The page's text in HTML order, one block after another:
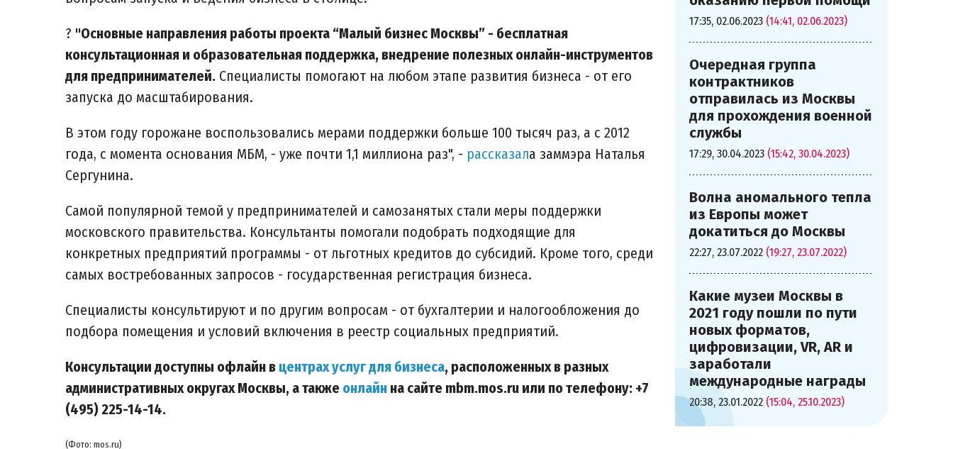
? "Основные направления работы проекта “Малый бизнес Москвы” - бесплатная
консультационная и образовательная поддержка, внедрение полезных онлайн-инструментов
для предпринимателей. Специалисты помогают на любом этапе развития бизнеса - от его
запуска до масштабирования.
В этом году горожане воспользовались мерами поддержки больше 100 тысяч раз, а с 2012
года, с момента основания МБМ, - уже почти 1,1 миллиона раз", - рассказала заммэра Наталья
Сергунина.
Самой популярной темой у предпринимателей и самозанятых стали меры поддержки
московского правительства. Консультанты помогали подобрать подходящие для
конкретных предприятий программы - от льготных кредитов до субсидий. Кроме того, среди
самых востребованных запросов - государственная регистрация бизнеса.
Специалисты консультируют и по другим вопросам - от бухгалтерии и налогообложения до
подбора помещения и условий включения в реестр социальных предприятий.
Консультации доступны офлайн в центрах услуг для бизнеса, расположенных в разных
административных округах Москвы, а также онлайн на сайте mbm.mos.ru или по телефону: +7
(495) 225-14-14.
(Фото: mos.ru)
17:35, 02.06.2023 (14:41, 02.06.2023)
Очередная группа
контрактников
отправилась из Москвы
для прохождения военной
службы
17:29, 30.04.2023 (15:42, 30.04.2023)
Волна аномального тепла
из Европы может
докатиться до Москвы
22:27, 23.07.2022 (19:27, 23.07.2022)
Какие музеи Москвы в
2021 году пошли по пути
новых форматов,
цифровизации, VR, AR и
заработали
международные награды
20:38, 23.01.2022 (15:04, 25.10.2023)